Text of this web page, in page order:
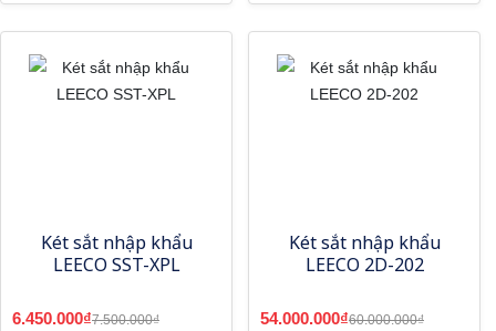
Két sắt nhập khẩu
LEECO SST-XPL
6.450.000₫7.500.000₫
Két sắt nhập khẩu
LEECO 2D-202
54.000.000₫60.000.000₫